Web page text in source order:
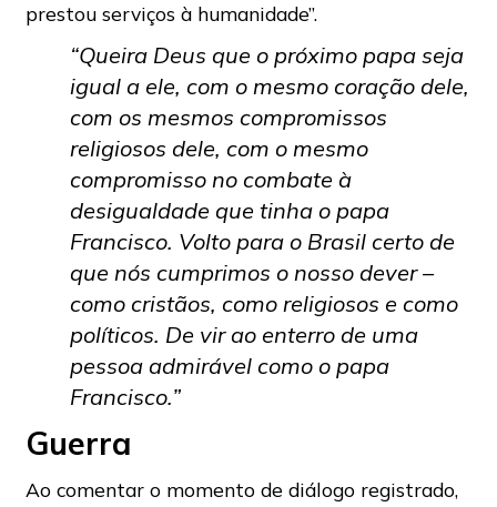
prestou serviços à humanidade”.
“Queira Deus que o próximo papa seja
igual a ele, com o mesmo coração dele,
com os mesmos compromissos
religiosos dele, com o mesmo
compromisso no combate à
desigualdade que tinha o papa
Francisco. Volto para o Brasil certo de
que nós cumprimos o nosso dever –
como cristãos, como religiosos e como
políticos. De vir ao enterro de uma
pessoa admirável como o papa
Francisco.”
Guerra
Ao comentar o momento de diálogo registrado,